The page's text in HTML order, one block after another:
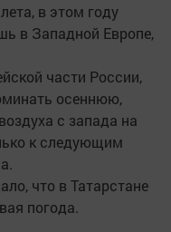
в этом году
в Западной Европе,
части России,
осеннюю,
с запада на
к следующим
что в Татарстане
погода.